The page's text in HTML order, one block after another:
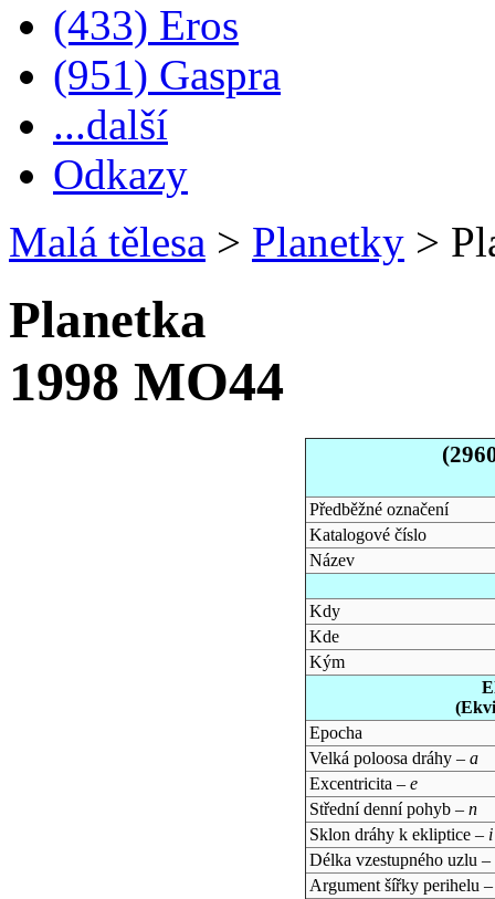
(433) Eros
(951) Gaspra
...další
Odkazy
Malá tělesa > Planetky >
Planetka
1998 MO44
Předběžné označení
Katalogové číslo
Název
Kdy
Kde
Kým
Epocha
Velká poloosa dráhy – a
Excentricita – e
Střední denní pohyb – n
Sklon dráhy k ekliptice – i
Délka vzestupného uzlu –
Argument šířky perihelu